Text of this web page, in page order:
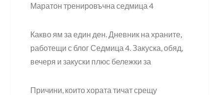
Маратон тренировъчна седмица 4
Какво ям за един ден. Дневник на храните,
работещи с блог Седмица 4. Закуска, обяд,
вечеря и закуски плюс бележки за
Причини, които хората тичат срещу